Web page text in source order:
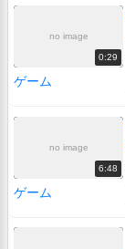
no image
0:29
ゲーム
no image
6:48
ゲーム